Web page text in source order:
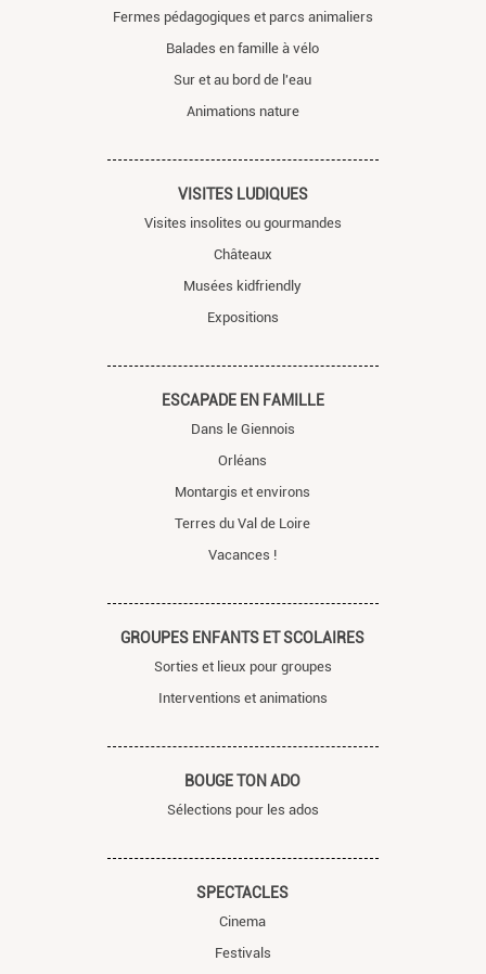
Fermes pédagogiques et parcs animaliers
Balades en famille à vélo
Sur et au bord de l'eau
Animations nature
VISITES LUDIQUES
Visites insolites ou gourmandes
Châteaux
Musées kidfriendly
Expositions
ESCAPADE EN FAMILLE
Dans le Giennois
Orléans
Montargis et environs
Terres du Val de Loire
Vacances !
GROUPES ENFANTS ET SCOLAIRES
Sorties et lieux pour groupes
Interventions et animations
BOUGE TON ADO
Sélections pour les ados
SPECTACLES
Cinema
Festivals